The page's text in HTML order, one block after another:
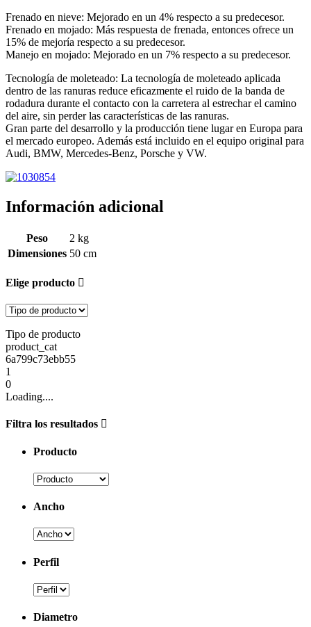
Frenado en nieve: Mejorado en un 4% respecto a su predecesor.
Frenado en mojado: Más respuesta de frenada, entonces ofrece un
15% de mejoría respecto a su predecesor.
Manejo en mojado: Mejorado en un 7% respecto a su predecesor.
Tecnología de moleteado: La tecnología de moleteado aplicada
dentro de las ranuras reduce eficazmente el ruido de la banda de
rodadura durante el contacto con la carretera al estrechar el camino
del aire, sin perder las características de las ranuras.
Gran parte del desarrollo y la producción tiene lugar en Europa para
el mercado europeo. Además está incluido en el equipo original para
Audi, BMW, Mercedes-Benz, Porsche y VW.
Información adicional
Peso
2 kg
Dimensiones 50 cm
Elige producto
Tipo de producto
product_cat
6a799c73ebb55
1
0
Loading....
Filtra los resultados
Producto
Ancho
Perfil
Diametro